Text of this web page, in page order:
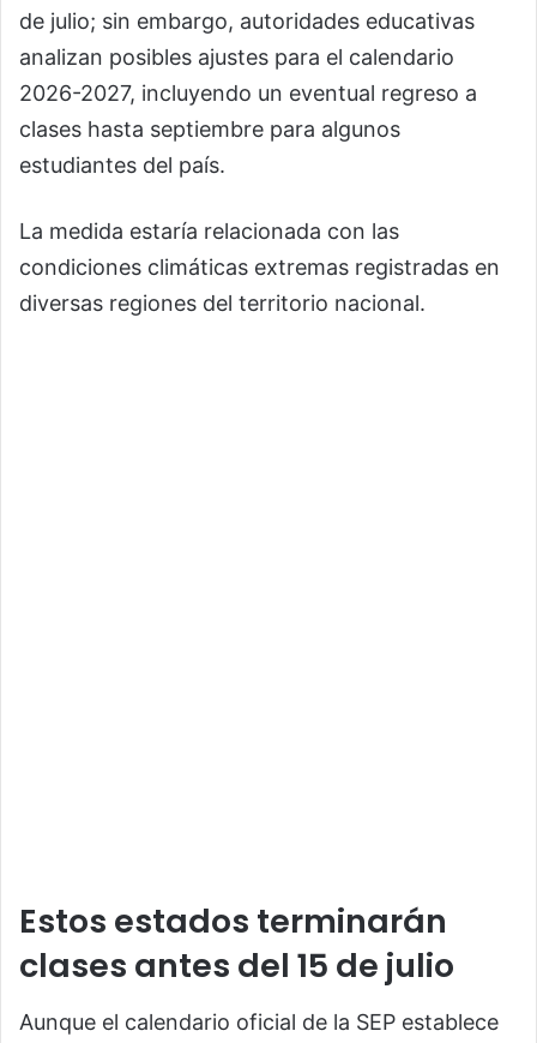
de julio; sin embargo, autoridades educativas
analizan posibles ajustes para el calendario
2026-2027, incluyendo un eventual regreso a
clases hasta septiembre para algunos
estudiantes del país.
La medida estaría relacionada con las
condiciones climáticas extremas registradas en
diversas regiones del territorio nacional.
Estos estados terminarán
clases antes del 15 de julio
Aunque el calendario oficial de la SEP establece